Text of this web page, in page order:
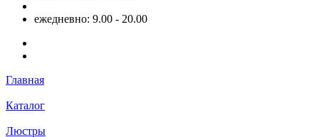
ежедневно: 9.00 - 20.00
Главная
Каталог
Люстры